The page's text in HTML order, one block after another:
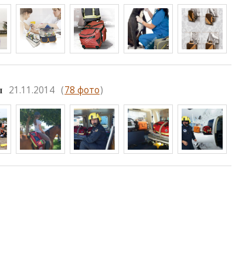
21.11.2014 (78 фото)